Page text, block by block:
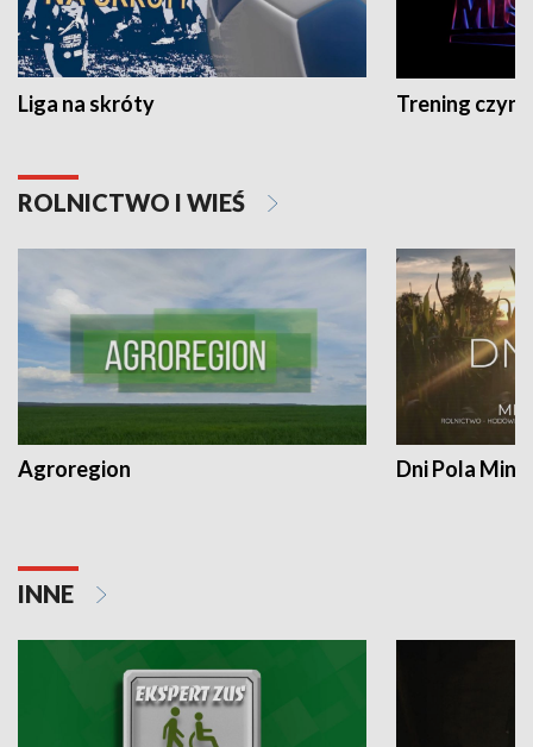
Liga na skróty Trening czyni
ROLNICTWO I WIEŚ
Agroregion Dni Pola
INNE